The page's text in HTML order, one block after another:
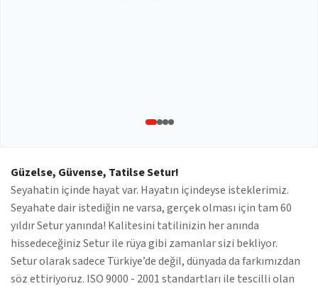
Güzelse, Güvense, Tatilse Setur!
Seyahatin içinde hayat var. Hayatın içindeyse isteklerimiz.
Seyahate dair istediğin ne varsa, gerçek olması için tam 60
yıldır Setur yanında! Kalitesini tatilinizin her anında
hissedeceğiniz Setur ile rüya gibi zamanlar sizi bekliyor.
Setur olarak sadece Türkiye’de değil, dünyada da farkımızdan
söz ettiriyoruz. ISO 9000 - 2001 standartları ile tescilli olan